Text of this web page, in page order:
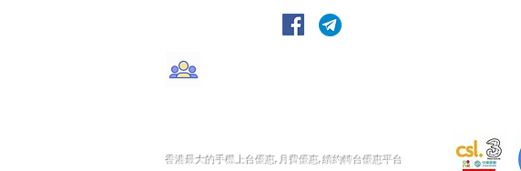
香港最大的手機上台優惠, 月費優惠,續約轉台優惠平台